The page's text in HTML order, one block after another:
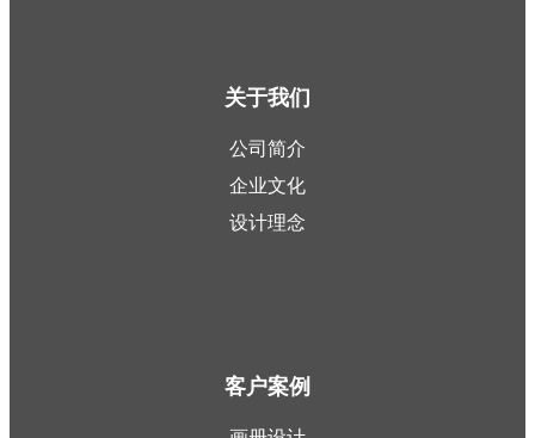
关于我们
公司简介
企业文化
设计理念
客户案例